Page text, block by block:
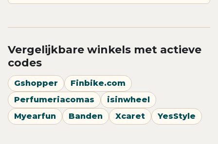
Vergelijkbare winkels met actieve
codes
Gshopper
Finbike.com
Perfumeriacomas
isinwheel
Myearfun
Banden Xcaret YesStyle